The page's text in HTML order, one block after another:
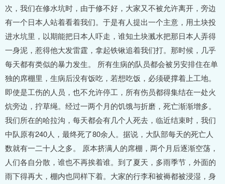
次，我们在修水坑时，由于修不好，大家又不被允许离开，旁边
有一个日本人站着看着我们。于是有人提出一个主意，用土块投
进水坑里，以期能把日本人吓走，谁知土块溅水把那日本人弄得
一身泥，惹得他大发雷霆，拿起铁锹追着我们打。那时候，几乎
每天都有类似的暴力发生。 所有生病的队员都会被另安排住在单
独的席棚里，生病后没有饭吃，若想吃饭，必须硬撑着上工地。
即使是工伤的人员，也不允许停工，所有伤员都得集结在一处火
炕旁边，拧草绳。经过一两个月的饥饿与折磨，死亡渐渐增多。
我们所在的哈拉沟，每天都会有几个人死去，临近结束时，我们
中队原有240人，最终死了80余人。据说，大队部每天的死亡人
数就有一二十人之多。 原本挤满人的席棚，两个月后逐渐空荡，
人们各自分散，谁也不再挨着谁。到了夏天，多雨季节，外面的
雨下得再大，棚内也同样下着。大家的行李和被褥都被浸湿，身